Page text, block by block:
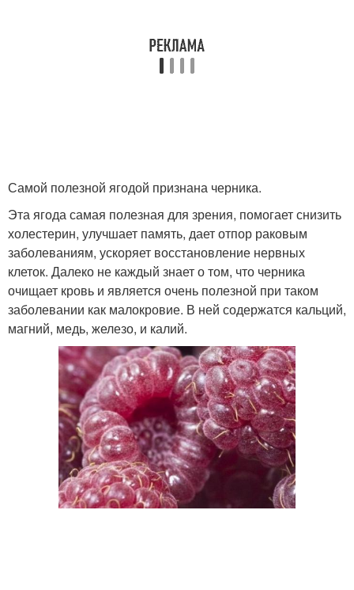
Самой полезной ягодой признана черника.
Эта ягода самая полезная для зрения, помогает снизить
холестерин, улучшает память, дает отпор раковым
заболеваниям, ускоряет восстановление нервных
клеток. Далеко не каждый знает о том, что черника
очищает кровь и является очень полезной при таком
заболевании как малокровие. В ней содержатся кальций,
магний, медь, железо, и калий.